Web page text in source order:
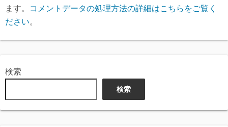
ます。
コメントデータの処理方法の詳細はこちらをご覧く
ださい。
検索
検索